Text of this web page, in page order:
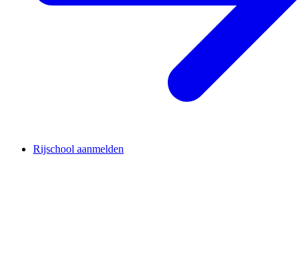
Rijschool aanmelden